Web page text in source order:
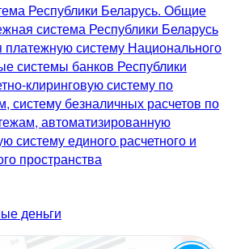
Республики Беларусь. Общие
система Республики Беларусь
платежную систему Национального
системы банков Республики
клиринговую систему по
систему безналичных расчетов по
автоматизированную
систему единого расчетного и
пространства
деньги